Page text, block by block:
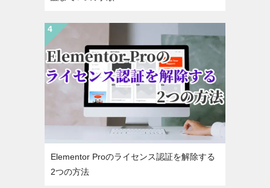
Elementor Proのライセンス認証を解除する
2つの方法